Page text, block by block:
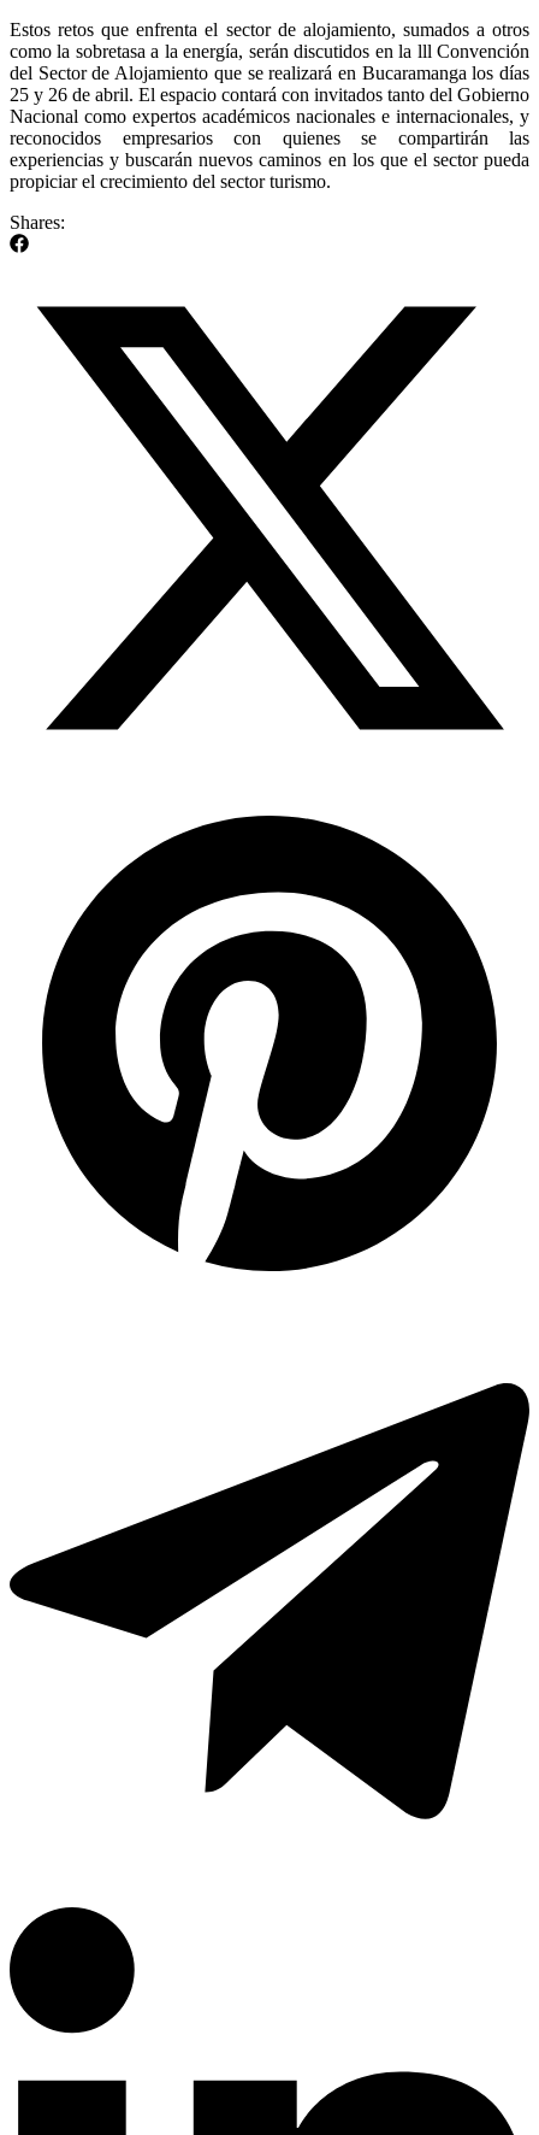
Estos retos que enfrenta el sector de alojamiento, sumados a otros
como la sobretasa a la energía, serán discutidos en la lll Convención
del Sector de Alojamiento que se realizará en Bucaramanga los días
25 y 26 de abril. El espacio contará con invitados tanto del Gobierno
Nacional como expertos académicos nacionales e internacionales, y
reconocidos empresarios con quienes se compartirán las
experiencias y buscarán nuevos caminos en los que el sector pueda
propiciar el crecimiento del sector turismo.
Shares: